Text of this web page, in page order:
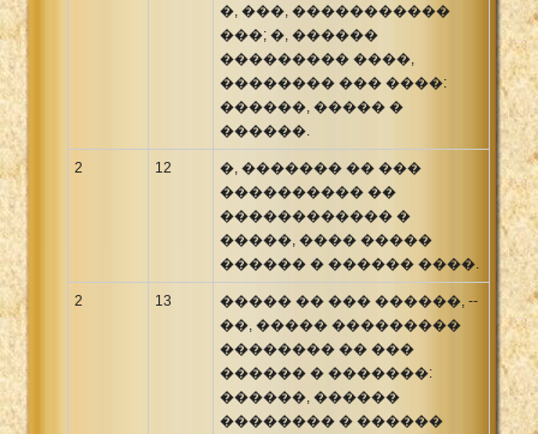
�, ���, �����������
���; �, ������
��������� ����,
�������� ��� ����:
������, ����� �
������.
2 12
�, ������� �� ���
���������� ��
������������ �
�����, ���� �����
������ � ������ ����.
2 13
����� �� ��� ������, --
��, ����� ���������
�������� �� ���
������ � �������:
������, ������
�������� � ������